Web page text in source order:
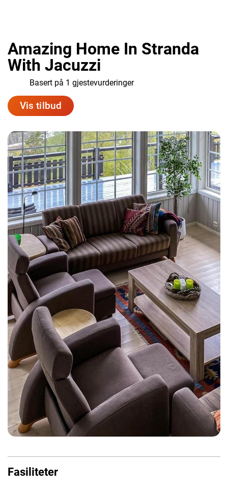
Amazing Home In Stranda
With Jacuzzi
Basert på 1 gjestevurderinger
Vis tilbud
Fasiliteter